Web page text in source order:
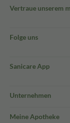
Vertraue unserem
Folge uns
Sanicare App
Unternehmen
Meine Apotheke